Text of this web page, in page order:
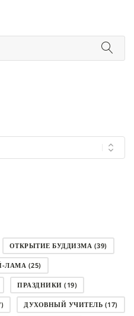
ОТКРЫТИЕ БУДДИЗМА (39)
ЛАМА (25)
ПРАЗДНИКИ (19)
ДУХОВНЫЙ УЧИТЕЛЬ (17)